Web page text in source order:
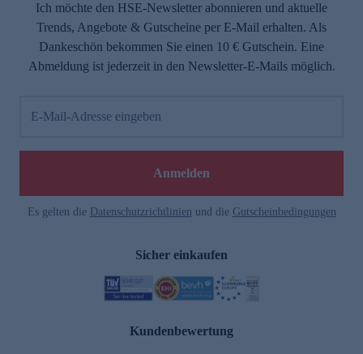
Ich möchte den HSE-Newsletter abonnieren und aktuelle
Trends, Angebote & Gutscheine per E-Mail erhalten. Als
Dankeschön bekommen Sie einen 10 € Gutschein. Eine
Abmeldung ist jederzeit in den Newsletter-E-Mails möglich.
E-Mail-Adresse eingeben
Anmelden
Es gelten die Datenschutzrichtlinien und die Gutscheinbedingungen
Sicher einkaufen
Kundenbewertung